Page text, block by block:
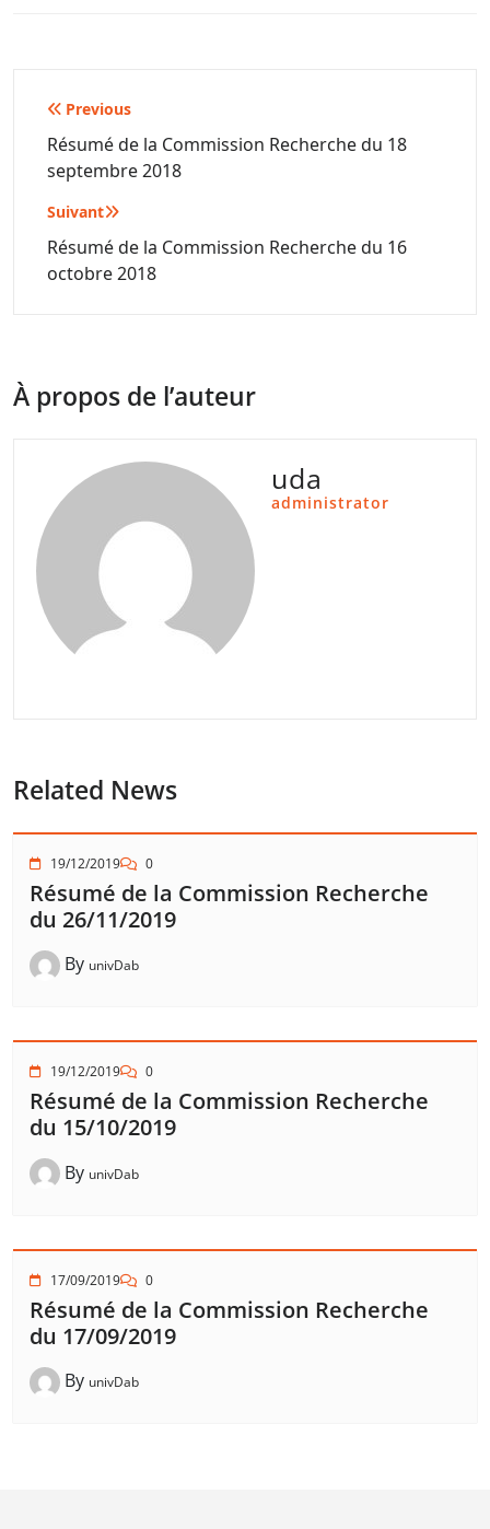
Navigation
de
l’article
Previous
Résumé de la Commission Recherche du 18
septembre 2018
Suivant
Résumé de la Commission Recherche du 16
octobre 2018
À propos de l’auteur
uda
administrator
Related News
19/12/2019 0
Résumé de la Commission Recherche
du 26/11/2019
By univDab
19/12/2019 0
Résumé de la Commission Recherche
du 15/10/2019
By univDab
17/09/2019 0
Résumé de la Commission Recherche
du 17/09/2019
By univDab